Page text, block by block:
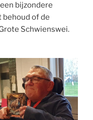
bijzondere
behoud of de
Schwienswei.